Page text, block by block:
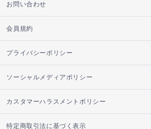
お問い合わせ
会員規約
プライバシーポリシー
ソーシャルメディアポリシー
カスタマーハラスメントポリシー
特定商取引法に基づく表示